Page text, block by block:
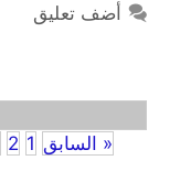
أضف تعليق
« السابق 1
2